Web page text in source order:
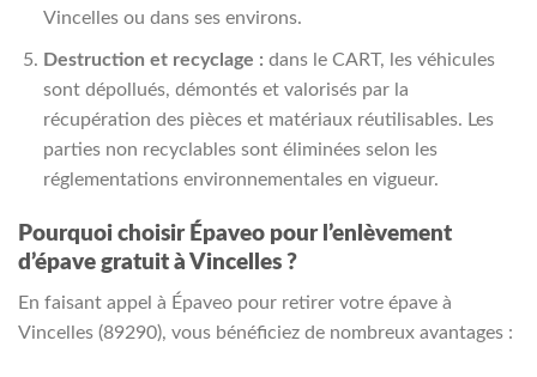
Vincelles ou dans ses environs.
Destruction et recyclage : dans le CART, les véhicules
sont dépollués, démontés et valorisés par la
récupération des pièces et matériaux réutilisables. Les
parties non recyclables sont éliminées selon les
réglementations environnementales en vigueur.
Pourquoi choisir Épaveo pour l’enlèvement
d’épave gratuit à Vincelles ?
En faisant appel à Épaveo pour retirer votre épave à
Vincelles (89290), vous bénéficiez de nombreux avantages :